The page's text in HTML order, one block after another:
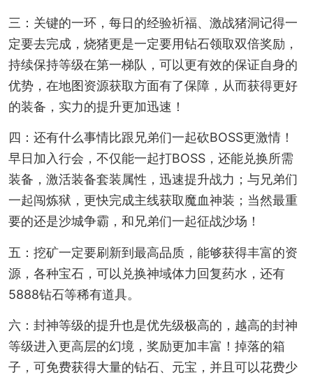
三：关键的一环，每日的经验祈福、激战猪洞记得一
定要去完成，烧猪更是一定要用钻石领取双倍奖励，
持续保持等级在第一梯队，可以更有效的保证自身的
优势，在地图资源获取方面有了保障，从而获得更好
的装备，实力的提升更加迅速！
四：还有什么事情比跟兄弟们一起砍BOSS更激情！
早日加入行会，不仅能一起打BOSS，还能兑换所需
装备，激活装备套装属性，迅速提升战力；与兄弟们
一起闯炼狱，更快完成主线获取魔血神装；当然最重
要的还是沙城争霸，和兄弟们一起征战沙场！
五：挖矿一定要刷新到最高品质，能够获得丰富的资
源，各种宝石，可以兑换神域体力回复药水，还有
5888钻石等稀有道具。
六：封神等级的提升也是优先级极高的，越高的封神
等级进入更高层的幻境，奖励更加丰富！掉落的箱
子，可免费获得大量的钻石、元宝，并且可以花费少